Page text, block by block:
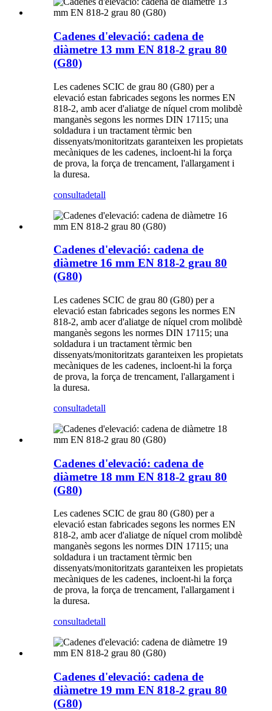
Cadenes d'elevació: cadena de
diàmetre 13 mm EN 818-2 grau 80
(G80)
Les cadenes SCIC de grau 80 (G80) per a
elevació estan fabricades segons les normes EN
818-2, amb acer d'aliatge de níquel crom molibdè
manganès segons les normes DIN 17115; una
soldadura i un tractament tèrmic ben
dissenyats/monitoritzats garanteixen les propietats
mecàniques de les cadenes, incloent-hi la força
de prova, la força de trencament, l'allargament i
la duresa.
consultadetall
Cadenes d'elevació: cadena de
diàmetre 16 mm EN 818-2 grau 80
(G80)
Les cadenes SCIC de grau 80 (G80) per a
elevació estan fabricades segons les normes EN
818-2, amb acer d'aliatge de níquel crom molibdè
manganès segons les normes DIN 17115; una
soldadura i un tractament tèrmic ben
dissenyats/monitoritzats garanteixen les propietats
mecàniques de les cadenes, incloent-hi la força
de prova, la força de trencament, l'allargament i
la duresa.
consultadetall
Cadenes d'elevació: cadena de
diàmetre 18 mm EN 818-2 grau 80
(G80)
Les cadenes SCIC de grau 80 (G80) per a
elevació estan fabricades segons les normes EN
818-2, amb acer d'aliatge de níquel crom molibdè
manganès segons les normes DIN 17115; una
soldadura i un tractament tèrmic ben
dissenyats/monitoritzats garanteixen les propietats
mecàniques de les cadenes, incloent-hi la força
de prova, la força de trencament, l'allargament i
la duresa.
consultadetall
Cadenes d'elevació: cadena de
diàmetre 19 mm EN 818-2 grau 80
(G80)